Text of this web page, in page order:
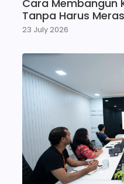
Cara Membangun
Tanpa Harus
23 July 2026